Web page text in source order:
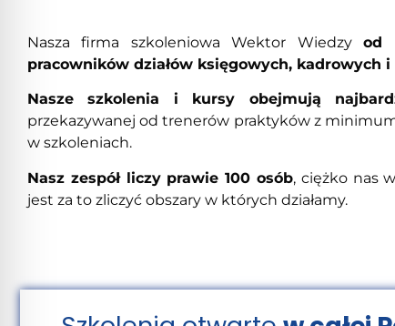
Nasza firma szkoleniowa Wektor Wiedzyod
pracowników działów księgowych, kadrowych
Nasze szkolenia i kursy obejmują
przekazywanej od trenerów praktyków z
w szkoleniach.
Nasz zespół liczy prawie 100 osób, ciężko nas
jest za to zliczyć obszary w których działamy.